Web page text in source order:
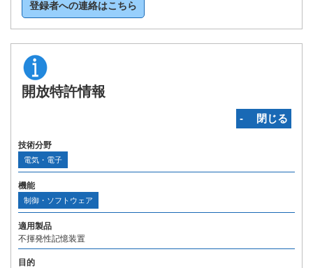
登録者への連絡はこちら
開放特許情報
‐ 閉じる
技術分野
電気・電子
機能
制御・ソフトウェア
適用製品
不揮発性記憶装置
目的